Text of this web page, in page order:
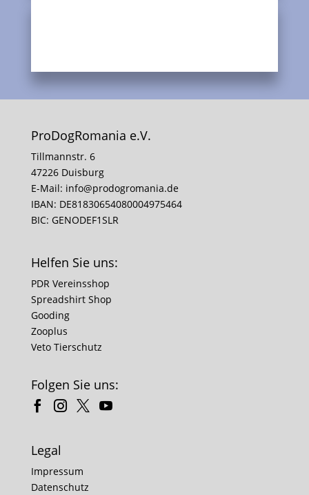
ProDogRomania e.V.
Tillmannstr. 6
47226 Duisburg
E-Mail: info@prodogromania.de
IBAN: DE81830654080004975464
BIC: GENODEF1SLR
Helfen Sie uns:
PDR Vereinsshop
Spreadshirt Shop
Gooding
Zooplus
Veto Tierschutz
Folgen Sie uns:
Legal
Impressum
Datenschutz